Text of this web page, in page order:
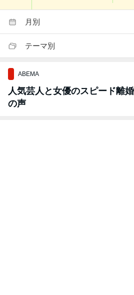
月別
テーマ別
ABEMA
人気芸人と女優のスピード離
の声